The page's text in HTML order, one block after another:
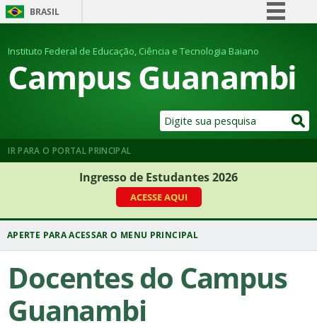
BRASIL
Comunica BR
Participe
Legislação
Instituto Federal de Educação, Ciência e Tecnologia Baiano
Campus Guanambi
IR PARA O PORTAL PRINCIPAL
Ingresso de Estudantes 2026
ACESSE AQUI
Docentes do Campus
Guanambi